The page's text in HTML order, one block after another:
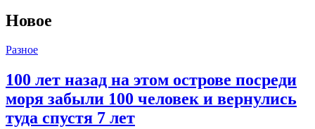
Новое
Разное
100 лет назад на этом острове посреди
моря забыли 100 человек и вернулись
туда спустя 7 лет